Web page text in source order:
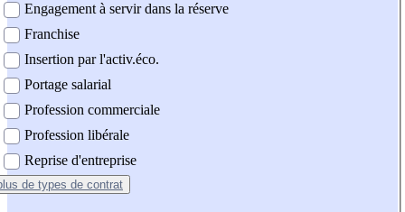
Engagement à servir dans la réserve
Franchise
Insertion par l'activ.éco.
Portage salarial
Profession commerciale
Profession libérale
Reprise d'entreprise
de types de contrat